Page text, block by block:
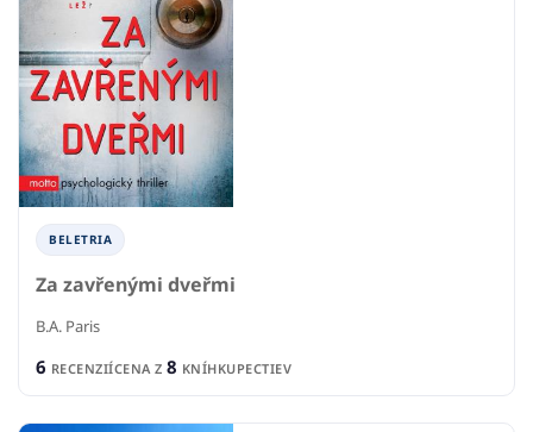
BELETRIA
Za zavřenými dveřmi
B.A. Paris
6 RECENZIÍCENA Z 8 KNÍHKUPECTIEV